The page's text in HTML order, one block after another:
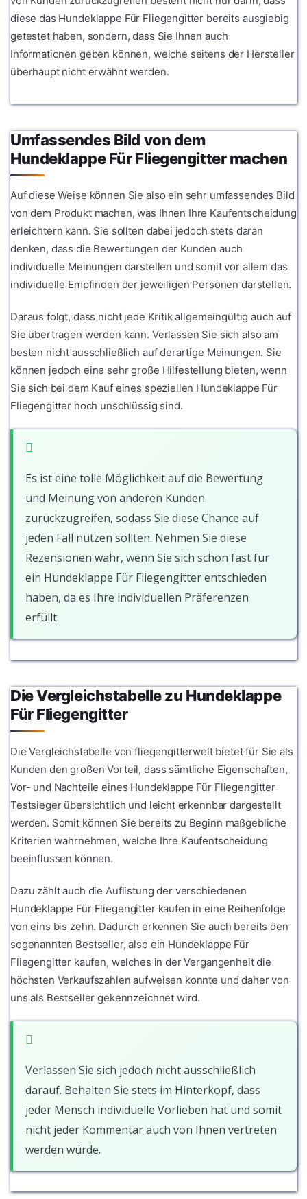
diese das Hundeklappe Für Fliegengitter bereits ausgiebig
getestet haben, sondern, dass Sie Ihnen auch
Informationen geben können, welche seitens der Hersteller
überhaupt nicht erwähnt werden.
Umfassendes Bild von dem
Hundeklappe Für Fliegengitter machen
Auf diese Weise können Sie also ein sehr umfassendes Bild
von dem Produkt machen, was Ihnen Ihre Kaufentscheidung
erleichtern kann. Sie sollten dabei jedoch stets daran
denken, dass die Bewertungen der Kunden auch
individuelle Meinungen darstellen und somit vor allem das
individuelle Empfinden der jeweiligen Personen darstellen.
Daraus folgt, dass nicht jede Kritik allgemeingültig auch auf
Sie übertragen werden kann. Verlassen Sie sich also am
besten nicht ausschließlich auf derartige Meinungen. Sie
können jedoch eine sehr große Hilfestellung bieten, wenn
Sie sich bei dem Kauf eines speziellen Hundeklappe Für
Fliegengitter noch unschlüssig sind.
Es ist eine tolle Möglichkeit auf die Bewertung
und Meinung von anderen Kunden
zurückzugreifen, sodass Sie diese Chance auf
jeden Fall nutzen sollten. Nehmen Sie diese
Rezensionen wahr, wenn Sie sich schon fast für
ein Hundeklappe Für Fliegengitter entschieden
haben, da es Ihre individuellen Präferenzen
erfüllt.
Die Vergleichstabelle zu Hundeklappe
Für Fliegengitter
Die Vergleichstabelle von fliegengitterwelt bietet für Sie als
Kunden den großen Vorteil, dass sämtliche Eigenschaften,
Vor- und Nachteile eines Hundeklappe Für Fliegengitter
Testsieger übersichtlich und leicht erkennbar dargestellt
werden. Somit können Sie bereits zu Beginn maßgebliche
Kriterien wahrnehmen, welche Ihre Kaufentscheidung
beeinflussen können.
Dazu zählt auch die Auflistung der verschiedenen
Hundeklappe Für Fliegengitter kaufen in eine Reihenfolge
von eins bis zehn. Dadurch erkennen Sie auch bereits den
sogenannten Bestseller, also ein Hundeklappe Für
Fliegengitter kaufen, welches in der Vergangenheit die
höchsten Verkaufszahlen aufweisen konnte und daher von
uns als Bestseller gekennzeichnet wird.
Verlassen Sie sich jedoch nicht ausschließlich
darauf. Behalten Sie stets im Hinterkopf, dass
jeder Mensch individuelle Vorlieben hat und somit
nicht jeder Kommentar auch von Ihnen vertreten
werden würde.